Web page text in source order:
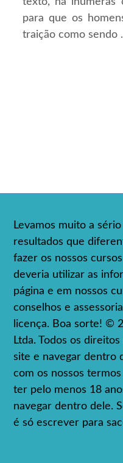
para que os
traição como sendo
Levamos muito a
resultados que
fazer os nossos
deveria utilizar as
página e em nossos
conselhos e
licença. Boa sorte! ©
Ltda. Todos os
site e navegar dentro
com os nossos
ter pelo menos 18
navegar dentro dele.
é só escrever para